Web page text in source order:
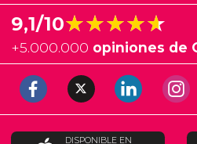
9,1/10★★★★★
★★★★★
+5.000.000 opiniones de
DISPONIBLE EN